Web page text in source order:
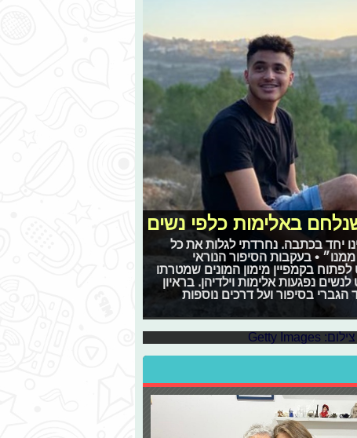
באלימות כלפי נשים
יחד בכתבה. נחרדתי לגלות את כל
• בעקבות הסיפור הנוראי
שירה איסקוב, שחר דודאי בן ה-16 החליט לפתוח בקמפיין מימון המונים שמטרתו
נפגעות אלימות וילדיהן. בראיון
בסיפור ועל דרכים נוספות
בקהילת הלהט"ב
לקחת חלק משמעותי במאבק עבור
שתמיד רציתם לעשות, אך חששתם:
והנזקים העצומים של